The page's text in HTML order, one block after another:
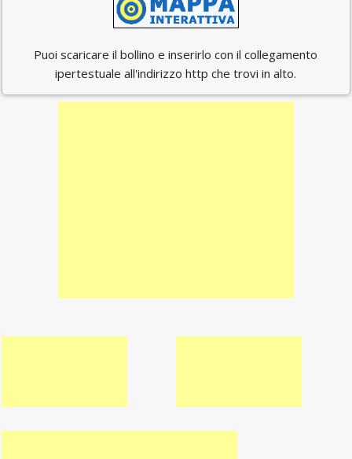
Puoi scaricare il bollino e inserirlo con il collegamento
ipertestuale all'indirizzo http che trovi in alto.